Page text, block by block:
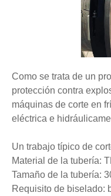
Como se trata de un
protección contra
máquinas de corte en
eléctrica e
Un trabajo típico de
Material de la tubería:
Tamaño de la tubería:
Requisito de biselado: